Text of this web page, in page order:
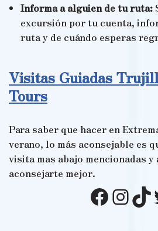
Informa a alguien de tu ruta:
excursión por tu cuenta,
ruta y de cuándo esperas
Visitas Guiadas
Tours
Para saber que hacer en
verano, lo más aconsejable es
visita mas abajo mencionadas
aconsejarte mejor.